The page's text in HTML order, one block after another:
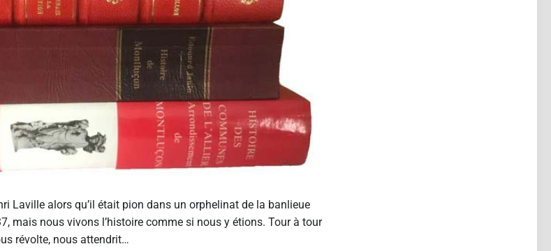
Laville alors qu’il était pion dans un orphelinat de la banlieue
mais nous vivons l’histoire comme si nous y étions. Tour à tour
révolte, nous attendrit…